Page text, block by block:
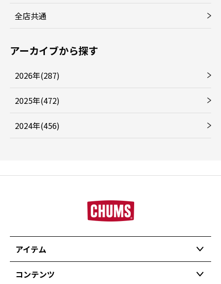
全店共通
アーカイブから探す
2026年(287)
2025年(472)
2024年(456)
アイテム
コンテンツ